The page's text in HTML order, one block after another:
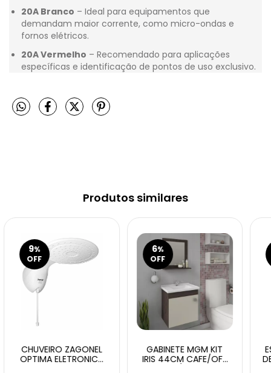
20A Branco – Ideal para equipamentos que
demandam maior corrente, como micro-ondas e
fornos elétricos.
20A Vermelho – Recomendado para aplicações
específicas e identificação de pontos de uso exclusivo.
Produtos similares
9%
OFF
CHUVEIRO ZAGONEL
OPTIMA ELETRONICA
6%
OFF
GABINETE MGM KIT
IRIS 44CM CAFE/OFF